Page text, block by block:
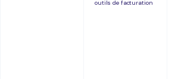
outils de facturation